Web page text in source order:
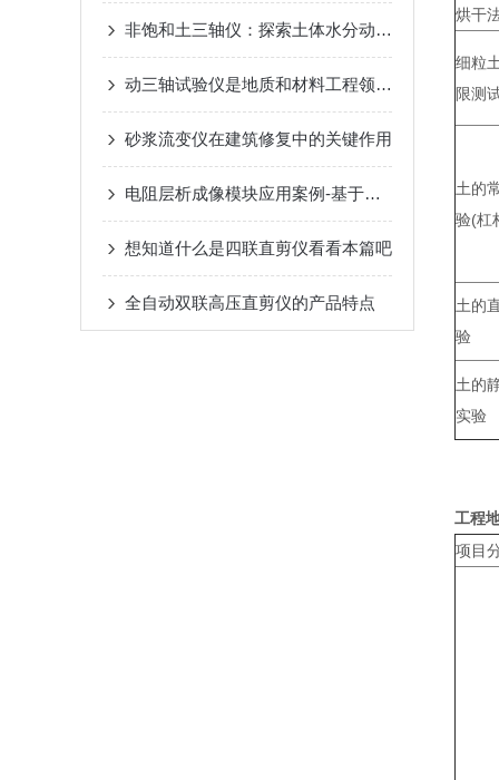
非饱和土三轴仪：探索土体水分动态的关键工具
动三轴试验仪是地质和材料工程领域中重要的设备
砂浆流变仪在建筑修复中的关键作用
电阻层析成像模块应用案例-基于电阻层析成像的综采面突水监测研究
想知道什么是四联直剪仪看看本篇吧
全自动双联高压直剪仪的产品特点
烘干
细粒
限测
土的
验(杠
土的
验
土的
实验
工程
项目